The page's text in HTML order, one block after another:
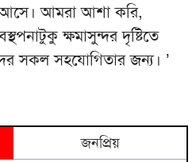
আমরা আশা করি,
ক্ষমাসুন্দর দৃষ্টিতে
সকল সহযোগিতার জন্য। ’
জনপ্রিয়